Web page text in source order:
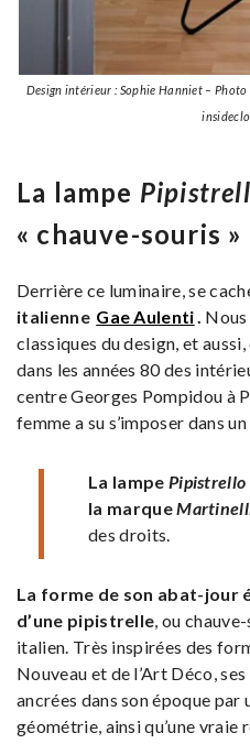
Design intérieur : Sophie Hanniet –
La lampe
« chauve-souris »
Derrière ce luminaire, se
italienne Gae Aulenti. Nous
classiques du design, et
dans les années 80 des
centre Georges Pompidou à
femme a su s’imposer dans
La lampe Pipistrello
la marque
des droits.
La forme de son abat-jour
d’une pipistrelle, ou
italien. Très inspirées des
Nouveau et de l’Art Déco,
ancrées dans son époque par
géométrie, ainsi qu’une vraie